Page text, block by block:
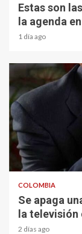
Estas son
la agenda
1 día ago
1 min read
COLOMBIA
Se apaga
la
2 días ago